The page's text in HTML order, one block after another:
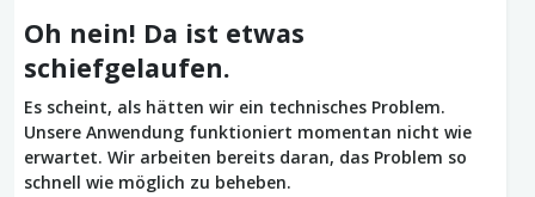
Oh nein! Da ist etwas
schiefgelaufen.
Es scheint, als hätten wir ein technisches Problem.
Unsere Anwendung funktioniert momentan nicht wie
erwartet. Wir arbeiten bereits daran, das Problem so
schnell wie möglich zu beheben.